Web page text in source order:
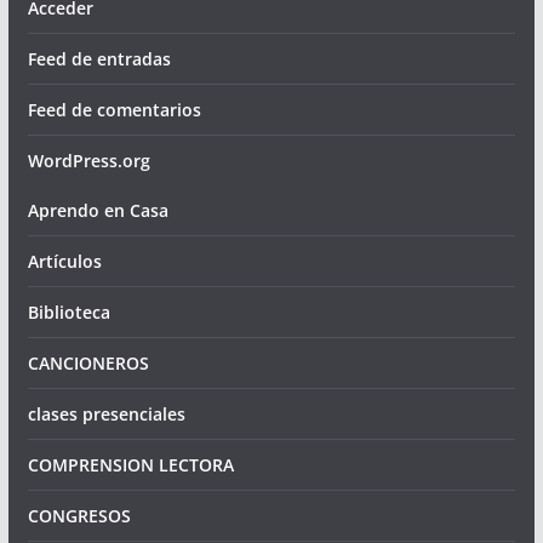
Acceder
Feed de entradas
Feed de comentarios
WordPress.org
Aprendo en Casa
Artículos
Biblioteca
CANCIONEROS
clases presenciales
COMPRENSION LECTORA
CONGRESOS